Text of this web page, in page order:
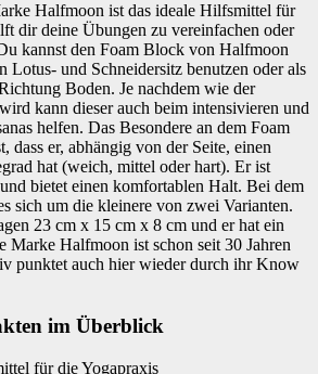
Halfmoon ist das ideale Hilfsmittel für
dir deine Übungen zu vereinfachen oder
kannst den Foam Block von Halfmoon
Lotus- und Schneidersitz benutzen oder als
Boden. Je nachdem wie der
kann dieser auch beim intensivieren und
helfen. Das Besondere an dem Foam
er, abhängig von der Seite, einen
hat (weich, mittel oder hart). Er ist
bietet einen komfortablen Halt. Bei dem
sich um die kleinere von zwei Varianten.
23 cm x 15 cm x 8 cm und er hat ein
Halfmoon ist schon seit 30 Jahren
punktet auch hier wieder durch ihr Know
im Überblick
für die Yogapraxis